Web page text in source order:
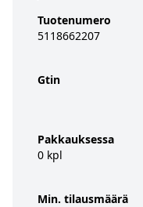
Tuotenumero
5118662207
Gtin
Pakkauksessa
0 kpl
Min. tilausmäärä